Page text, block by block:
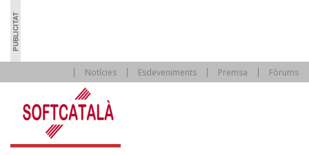
Notícies Esdeveniments Premsa Fòrums